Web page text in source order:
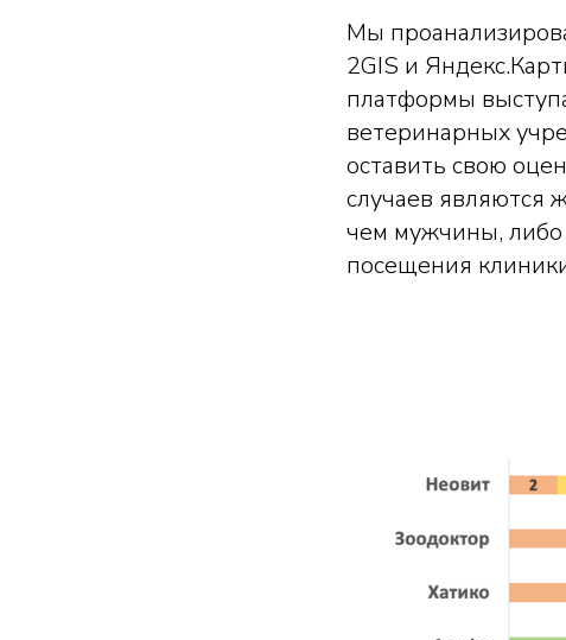
Мы
2GIS и
платформы
ветеринарных
оставить свою
случаев являются
чем мужчины, либо
посещения